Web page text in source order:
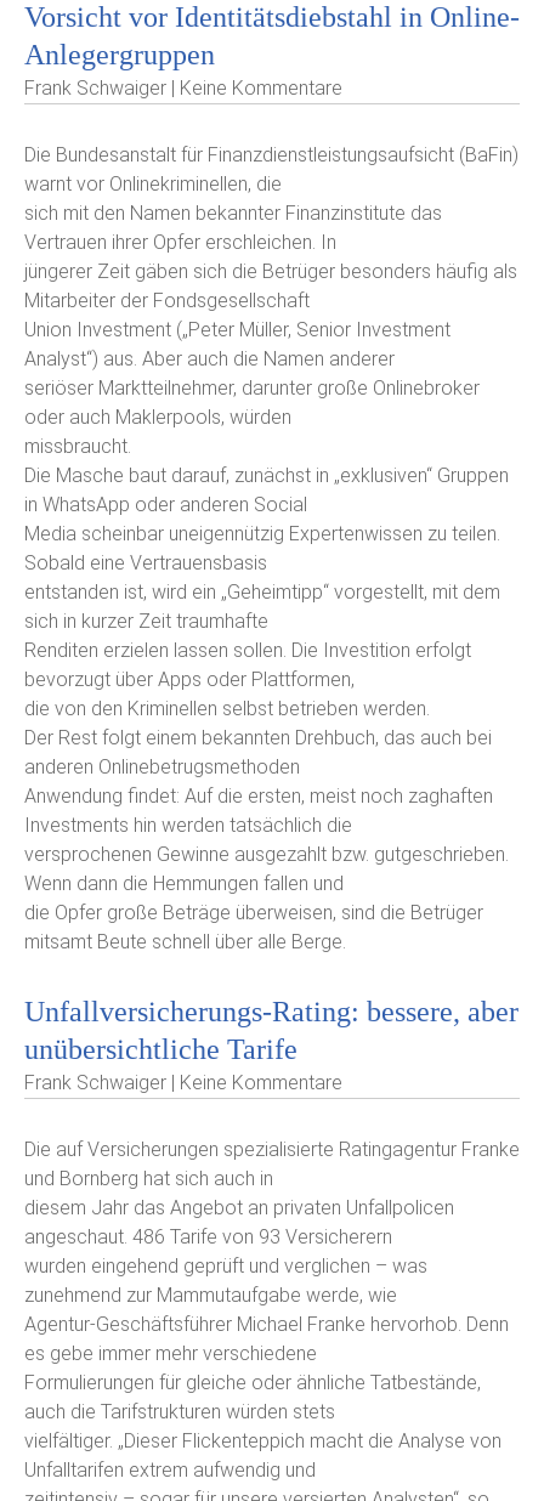
Vorsicht vor Identitätsdiebstahl in Online-
Anlegergruppen
Frank Schwaiger | Keine Kommentare
Die Bundesanstalt für Finanzdienstleistungsaufsicht (BaFin)
warnt vor Onlinekriminellen, die
sich mit den Namen bekannter Finanzinstitute das
Vertrauen ihrer Opfer erschleichen. In
jüngerer Zeit gäben sich die Betrüger besonders häufig als
Mitarbeiter der Fondsgesellschaft
Union Investment („Peter Müller, Senior Investment
Analyst“) aus. Aber auch die Namen anderer
seriöser Marktteilnehmer, darunter große Onlinebroker
oder auch Maklerpools, würden
missbraucht.
Die Masche baut darauf, zunächst in „exklusiven“ Gruppen
in WhatsApp oder anderen Social
Media scheinbar uneigennützig Expertenwissen zu teilen.
Sobald eine Vertrauensbasis
entstanden ist, wird ein „Geheimtipp“ vorgestellt, mit dem
sich in kurzer Zeit traumhafte
Renditen erzielen lassen sollen. Die Investition erfolgt
bevorzugt über Apps oder Plattformen,
die von den Kriminellen selbst betrieben werden.
Der Rest folgt einem bekannten Drehbuch, das auch bei
anderen Onlinebetrugsmethoden
Anwendung findet: Auf die ersten, meist noch zaghaften
Investments hin werden tatsächlich die
versprochenen Gewinne ausgezahlt bzw. gutgeschrieben.
Wenn dann die Hemmungen fallen und
die Opfer große Beträge überweisen, sind die Betrüger
mitsamt Beute schnell über alle Berge.
Unfallversicherungs-Rating: bessere, aber
unübersichtliche Tarife
Frank Schwaiger | Keine Kommentare
Die auf Versicherungen spezialisierte Ratingagentur Franke
und Bornberg hat sich auch in
diesem Jahr das Angebot an privaten Unfallpolicen
angeschaut. 486 Tarife von 93 Versicherern
wurden eingehend geprüft und verglichen – was
zunehmend zur Mammutaufgabe werde, wie
Agentur-Geschäftsführer Michael Franke hervorhob. Denn
es gebe immer mehr verschiedene
Formulierungen für gleiche oder ähnliche Tatbestände,
auch die Tarifstrukturen würden stets
vielfältiger. „Dieser Flickenteppich macht die Analyse von
Unfalltarifen extrem aufwendig und